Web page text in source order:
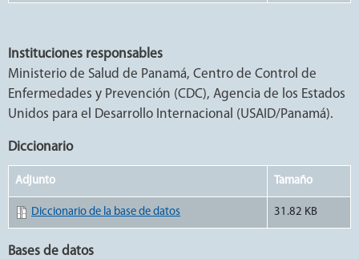
Instituciones responsables
Ministerio de Salud de Panamá, Centro de Control de
Enfermedades y Prevención (CDC), Agencia de los Estados
Unidos para el Desarrollo Internacional (USAID/Panamá).
Diccionario
Adjunto Tamaño
Diccionario de la base de datos 31.82 KB
Bases de datos